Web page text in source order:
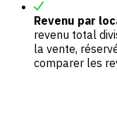
Revenu par
revenu total
la vente,
comparer les